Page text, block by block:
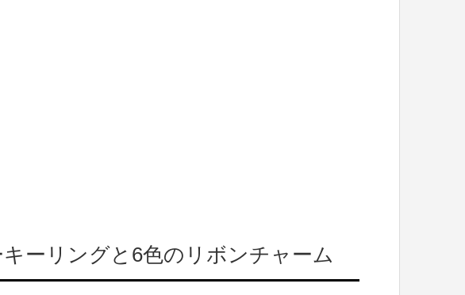
ーリングと6色のリボンチャーム